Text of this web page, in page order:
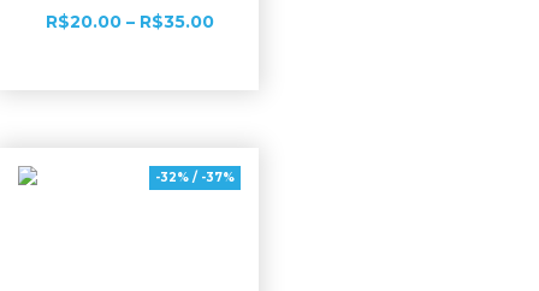
R$20.00 – R$35.00
-32% / -37%